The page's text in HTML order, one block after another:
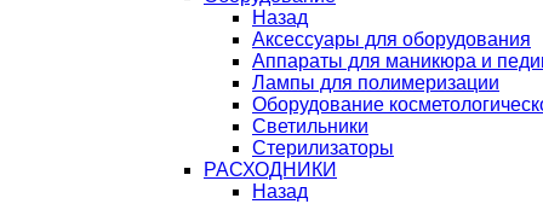
Назад
Аксессуары для оборудования
Аппараты для маникюра и
Лампы для полимеризации
Оборудование
Светильники
Стерилизаторы
РАСХОДНИКИ
Назад